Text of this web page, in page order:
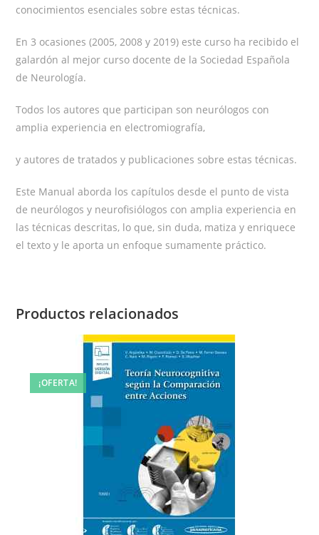
conocimientos esenciales sobre estas técnicas.
En 3 ocasiones (2005, 2008 y 2019) este curso ha recibido el
galardón al mejor curso docente de la Sociedad Española
de Neurología.
Todos los autores que participan son neurólogos con
amplia experiencia en electromiografía,
y autores de tratados y publicaciones sobre estas técnicas.
Este Manual aborda los capítulos desde el punto de vista
de neurólogos y neurofisiólogos con amplia experiencia en
las técnicas descritas, lo que, sin duda, matiza y enriquece
el texto y le aporta un enfoque sumamente práctico.
Productos relacionados
¡OFERTA!